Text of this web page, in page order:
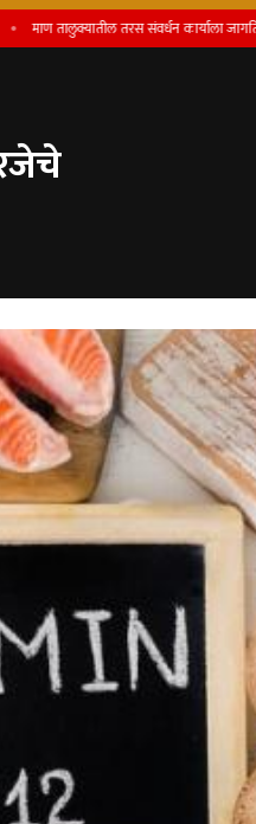
तरस संवर्धन कार्याला जागतिक मान्यता;